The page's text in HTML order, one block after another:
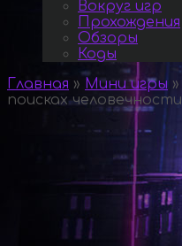
Вокруг игр
Прохождения
Обзоры
Коды
Главная » Мини игры »
поисках человечности